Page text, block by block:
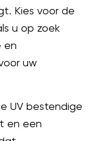
Kies voor de
u op zoek
en
uw
UV bestendige
en een